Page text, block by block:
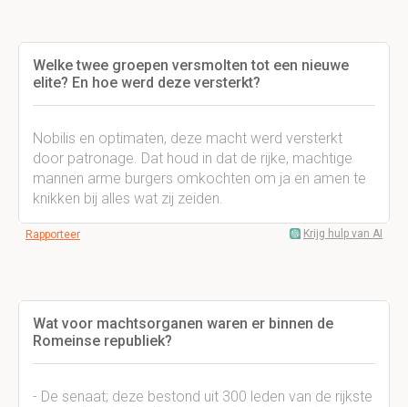
Welke twee groepen versmolten tot een nieuwe
elite? En hoe werd deze versterkt?
Nobilis en optimaten, deze macht werd versterkt
door patronage. Dat houd in dat de rijke, machtige
mannen arme burgers omkochten om ja en amen te
knikken bij alles wat zij zeiden.
Rapporteer Krijg hulp van AI
Wat voor machtsorganen waren er binnen de
Romeinse republiek?
- De senaat; deze bestond uit 300 leden van de rijkste